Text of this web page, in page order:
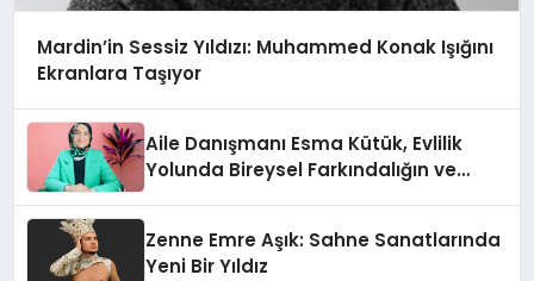
Mardin’in Sessiz Yıldızı: Muhammed Konak Işığını
Ekranlara Taşıyor
Aile Danışmanı Esma Kütük, Evlilik
Yolunda Bireysel Farkındalığın ve
Zenne Emre Aşık: Sahne Sanatlarında
Yeni Bir Yıldız